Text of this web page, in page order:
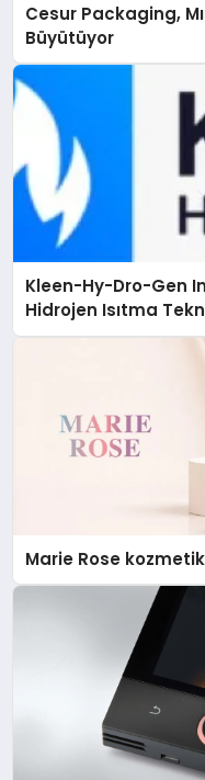
Cesur Packaging,
Büyütüyor
Kleen-Hy-Dro-Gen
Hidrojen Isıtma
Düzenleyici
Marie Rose